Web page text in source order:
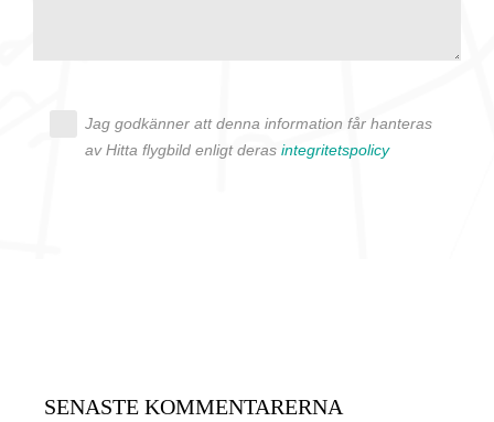
Jag godkänner att denna information får hanteras
av Hitta flygbild enligt deras integritetspolicy
SENASTE KOMMENTARERNA